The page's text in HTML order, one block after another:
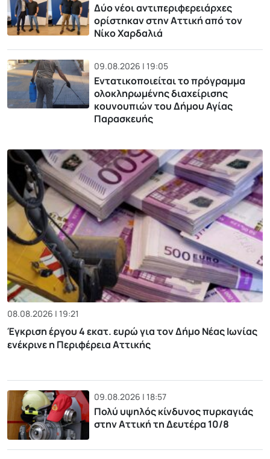
Δύο νέοι αντιπεριφερειάρχες
ορίστηκαν στην Αττική από τον
Νίκο Χαρδαλιά
09.08.2026 | 19:05
Εντατικοποιείται το πρόγραμμα
ολοκληρωμένης διαχείρισης
κουνουπιών του Δήμου Αγίας
Παρασκευής
08.08.2026 | 19:21
Έγκριση έργου 4 εκατ. ευρώ για τον Δήμο Νέας Ιωνίας
ενέκρινε η Περιφέρεια Αττικής
09.08.2026 | 18:57
Πολύ υψηλός κίνδυνος πυρκαγιάς
στην Αττική τη Δευτέρα 10/8